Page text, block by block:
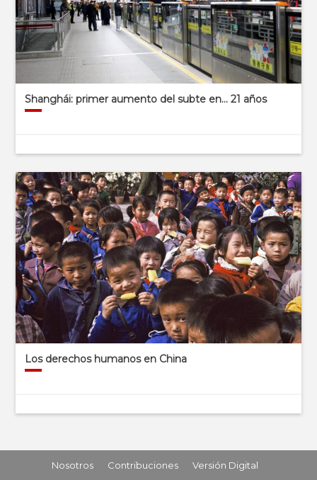
Shanghái: primer aumento del subte en… 21 años
Los derechos humanos en China
Nosotros Contribuciones Versión Digital